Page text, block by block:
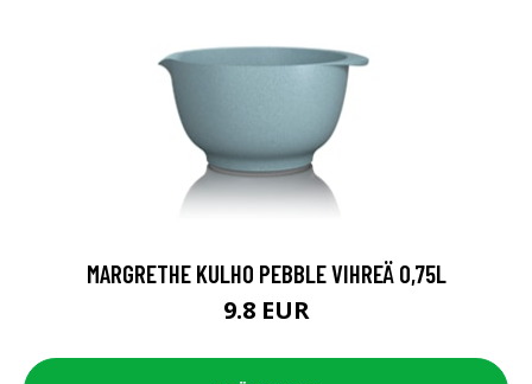
MARGRETHE KULHO PEBBLE VIHREÄ 0,75L
9.8 EUR